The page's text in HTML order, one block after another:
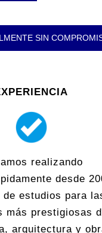
SIN
realizando
desde
de estudios para
más prestigiosas
arquitectura y